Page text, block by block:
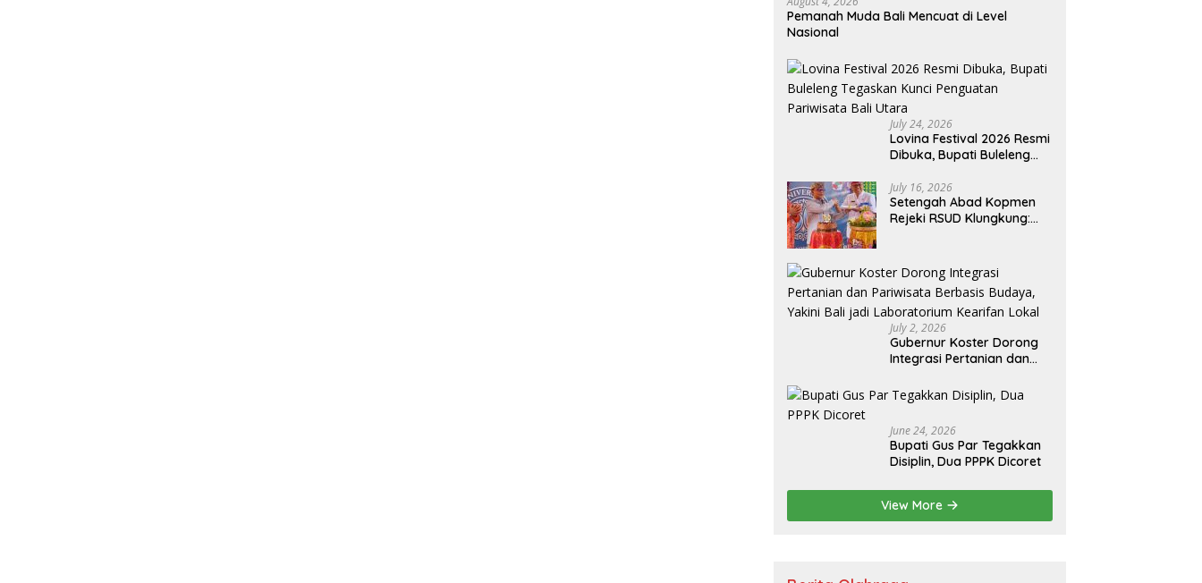
Pemanah Muda Bali Mencuat di Level
Nasional
July 24, 2026
Lovina Festival 2026 Resmi
Dibuka, Bupati Buleleng
Pariwisata Bali Utara
July 16, 2026
Setengah Abad Kopmen
Rejeki RSUD Klungkung:
Inovasi Digital
July 2, 2026
Gubernur Koster Dorong
Integrasi Pertanian dan
Budaya, Yakini Bali jadi
Laboratorium Kearifan
Lokal
June 24, 2026
Bupati Gus Par Tegakkan
Disiplin, Dua PPPK Dicoret
View More